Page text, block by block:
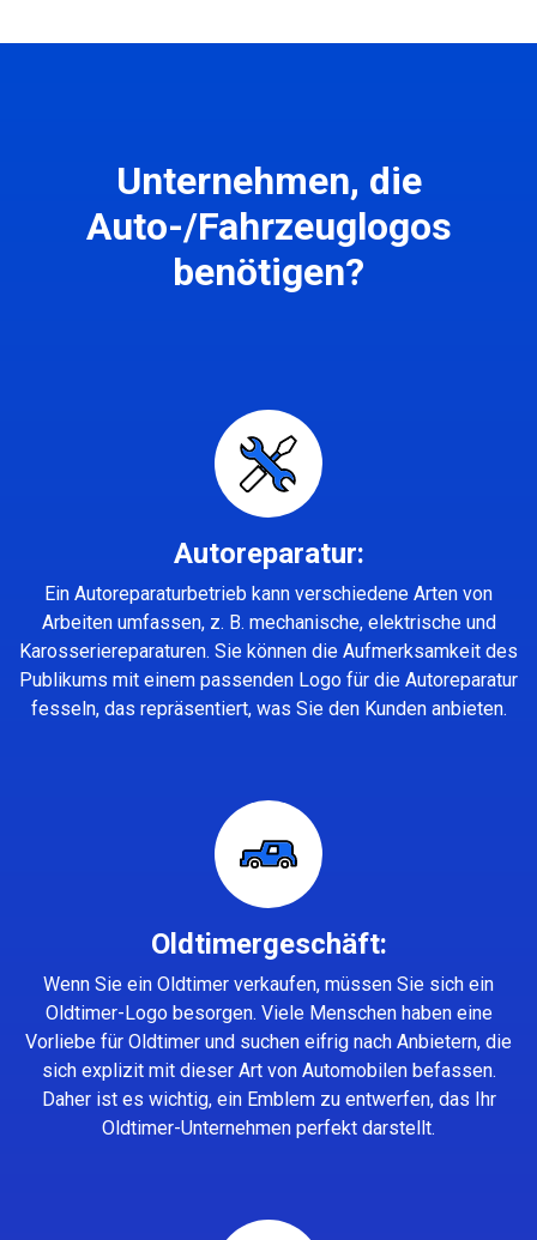
Unternehmen, die
Auto-/Fahrzeuglogos
benötigen?
Autoreparatur:
Ein Autoreparaturbetrieb kann verschiedene Arten von
Arbeiten umfassen, z. B. mechanische, elektrische und
Karosseriereparaturen. Sie können die Aufmerksamkeit des
Publikums mit einem passenden Logo für die Autoreparatur
fesseln, das repräsentiert, was Sie den Kunden anbieten.
Oldtimergeschäft:
Wenn Sie ein Oldtimer verkaufen, müssen Sie sich ein
Oldtimer-Logo besorgen. Viele Menschen haben eine
Vorliebe für Oldtimer und suchen eifrig nach Anbietern, die
sich explizit mit dieser Art von Automobilen befassen.
Daher ist es wichtig, ein Emblem zu entwerfen, das Ihr
Oldtimer-Unternehmen perfekt darstellt.